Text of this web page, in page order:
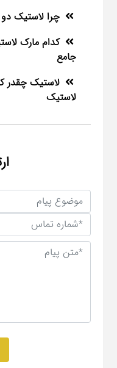
چرا لاستیک
کدام مارک
جامع
لاستیک چقدر
لاستیک